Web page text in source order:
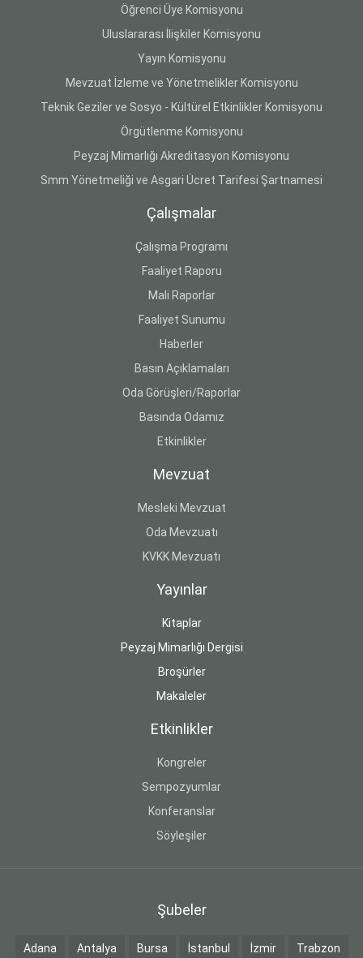
Öğrenci Üye Komisyonu
Uluslararası İlişkiler Komisyonu
Yayın Komisyonu
Mevzuat İzleme ve Yönetmelikler Komisyonu
Teknik Geziler ve Sosyo - Kültürel Etkinlikler Komisyonu
Örgütlenme Komisyonu
Peyzaj Mimarlığı Akreditasyon Komisyonu
Smm Yönetmeliği ve Asgari Ücret Tarifesi Şartnamesi
Çalışmalar
Çalışma Programı
Faaliyet Raporu
Mali Raporlar
Faaliyet Sunumu
Haberler
Basın Açıklamaları
Oda Görüşleri/Raporlar
Basında Odamız
Etkinlikler
Mevzuat
Mesleki Mevzuat
Oda Mevzuatı
KVKK Mevzuatı
Yayınlar
Kitaplar
Peyzaj Mimarlığı Dergisi
Broşürler
Makaleler
Etkinlikler
Kongreler
Sempozyumlar
Konferanslar
Söyleşiler
Şubeler
Adana Antalya Bursa İstanbul İzmir Trabzon